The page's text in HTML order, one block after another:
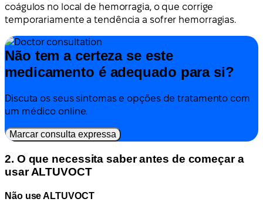
coágulos no local de hemorragia, o que corrige
temporariamente a tendência a sofrer hemorragias.
Não tem a certeza se este
medicamento é adequado para si?
Discuta os seus sintomas e opções de tratamento com
um médico online.
Marcar consulta expressa
2. O que necessita saber antes de começar a
usar ALTUVOCT
Não use ALTUVOCT